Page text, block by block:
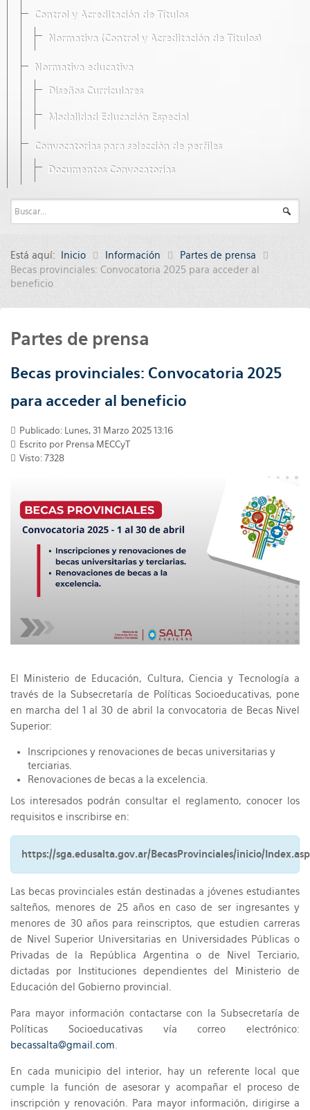
Control y Acreditación de Títulos
Normativa (Control y Acreditación de Títulos)
Normativa educativa
Diseños Curriculares
Modalidad Educación Especial
Convocatorias para selección de perfiles
Documentos Convocatorias
Está aquí: Inicio Información
Partes de prensa
Becas provinciales: Convocatoria 2025 para acceder al
beneficio
Partes de prensa
Becas provinciales: Convocatoria 2025
para acceder al beneficio
Publicado: Lunes, 31 Marzo 2025 13:16
Escrito por Prensa MECCyT
Visto: 7328
El Ministerio de Educación, Cultura, Ciencia y Tecnología a
través de la Subsecretaría de Políticas Socioeducativas, pone
en marcha del 1 al 30 de abril la convocatoria de Becas Nivel
Superior:
Inscripciones y renovaciones de becas universitarias y
terciarias.
Renovaciones de becas a la excelencia.
Los interesados podrán consultar el reglamento, conocer los
requisitos e inscribirse en:
https://sga.edusalta.gov.ar/BecasProvinciales/inicio/
Las becas provinciales están destinadas a jóvenes estudiantes
salteños, menores de 25 años en caso de ser ingresantes y
menores de 30 años para reinscriptos, que estudien carreras
de Nivel Superior Universitarias en Universidades Públicas o
Privadas de la República Argentina o de Nivel Terciario,
dictadas por Instituciones dependientes del Ministerio de
Educación del Gobierno provincial.
Para mayor información contactarse con la Subsecretaría de
Políticas Socioeducativas vía correo electrónico:
becassalta@gmail.com
En cada municipio del interior, hay un referente local que
cumple la función de asesorar y acompañar el proceso de
inscripción y renovación. Para mayor información, dirigirse a